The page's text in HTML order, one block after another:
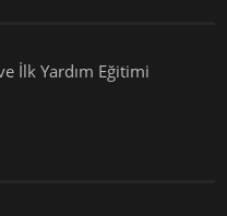
İlk Yardım Eğitimi